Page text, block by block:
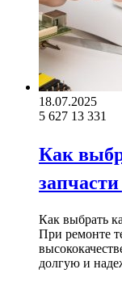
18.07.2025
5 627 13 331
Как
Как выбрать
При ремонте
долгую и